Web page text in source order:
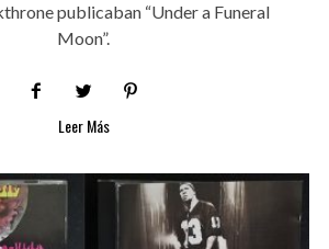
publicaban “Under a Funeral
Moon”.
Leer Más